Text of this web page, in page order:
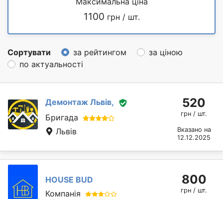
1100 грн / шт.
Сортувати за рейтингом
за ціною
по актуальності
Демонтаж Львів,
Бригада
Львів
520
грн / шт.
Вказано на
12.12.2025
HOUSE BUD
Компанія
800
грн / шт.